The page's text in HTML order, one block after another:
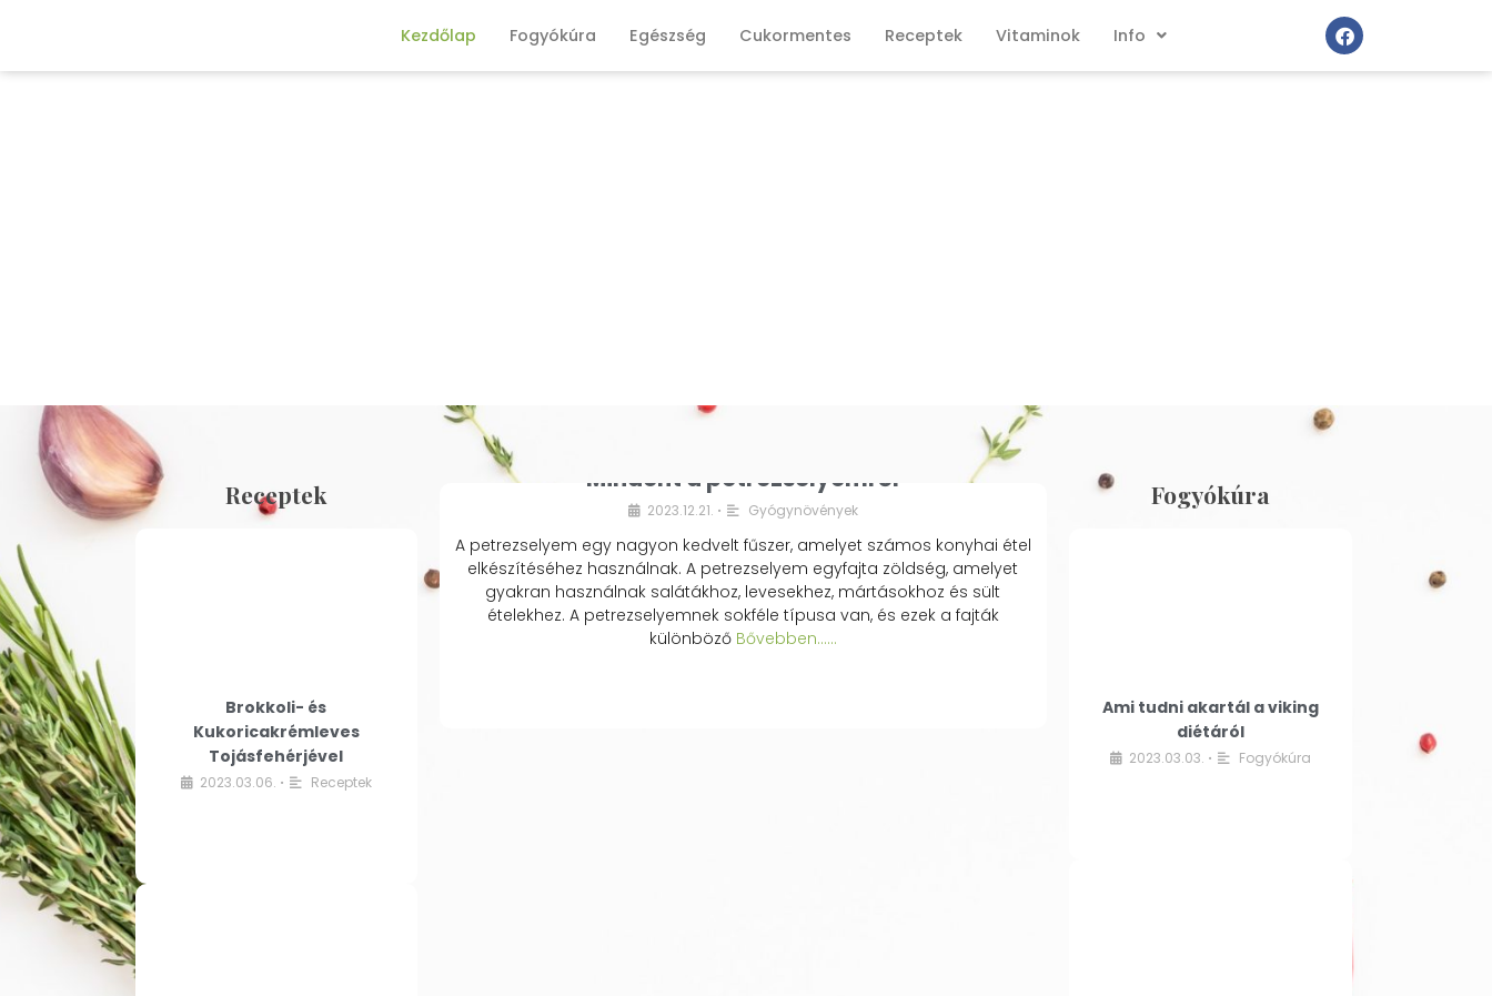
Kezdőlap Fogyókúra Egészség Cukormentes Receptek Vitaminok Info
Receptek
Brokkoli- és
Kukoricakrémleves
Tojásfehérjével
2023.03.06. • Receptek
Mindent a petrezselyemről
2023.12.21. • Gyógynövények
A petrezselyem egy nagyon kedvelt fűszer, amelyet számos konyhai étel
elkészítéséhez használnak. A petrezselyem egyfajta zöldség, amelyet
gyakran használnak salátákhoz, levesekhez, mártásokhoz és sült
ételekhez. A petrezselyemnek sokféle típusa van, és ezek a fajták
különbözőBővebben...…
Fogyókúra
Ami tudni akartál a viking
diétáról
2023.03.03. • Fogyókúra